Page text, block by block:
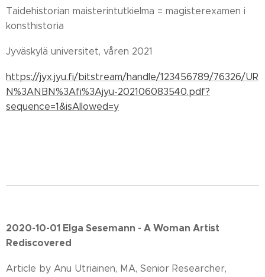
Taidehistorian maisterintutkielma = magisterexamen i
konsthistoria
Jyväskylä universitet, våren 2021
https://jyx.jyu.fi/bitstream/handle/123456789/76326/UR
N%3ANBN%3Afi%3Ajyu-202106083540.pdf?
sequence=1&isAllowed=y
2020-10-01 Elga Sesemann - A Woman Artist
Rediscovered
Article by Anu Utriainen, MA, Senior Researcher,